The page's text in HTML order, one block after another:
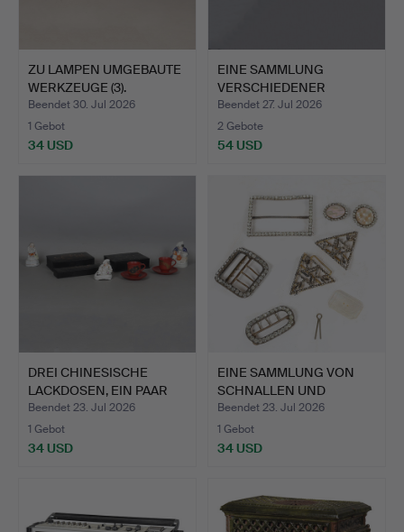
ZU LAMPEN UMGEBAUTE
WERKZEUGE (3).
Beendet 30. Jul 2026
1 Gebot
34 USD
EINE SAMMLUNG
VERSCHIEDENER
KUNSTGEGENSTÄN…
Beendet 27. Jul 2026
2 Gebote
54 USD
DREI CHINESISCHE
LACKDOSEN, EIN PAAR
CHINE…
Beendet 23. Jul 2026
1 Gebot
34 USD
EINE SAMMLUNG VON
SCHNALLEN UND
BROSCHEN &…
Beendet 23. Jul 2026
1 Gebot
34 USD